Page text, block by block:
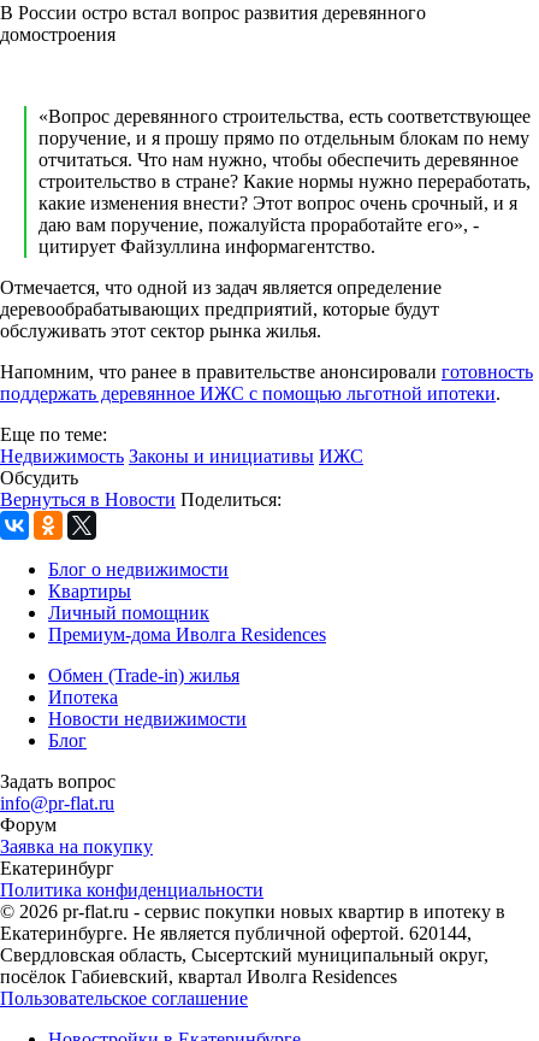
В России остро встал вопрос развития деревянного
домостроения
«Вопрос деревянного строительства, есть соответствующее
поручение, и я прошу прямо по отдельным блокам по нему
отчитаться. Что нам нужно, чтобы обеспечить деревянное
строительство в стране? Какие нормы нужно переработать,
какие изменения внести? Этот вопрос очень срочный, и я
даю вам поручение, пожалуйста проработайте его», -
цитирует Файзуллина информагентство.
Отмечается, что одной из задач является определение
деревообрабатывающих предприятий, которые будут
обслуживать этот сектор рынка жилья.
Напомним, что ранее в правительстве анонсировали готовность
поддержать деревянное ИЖС с помощью льготной ипотеки.
Еще по теме:
Недвижимость Законы и инициативы ИЖС
Обсудить
Вернуться в Новости Поделиться:
Блог о недвижимости
Квартиры
Личный помощник
Премиум-дома Иволга Residences
Обмен (Trade-in) жилья
Ипотека
Новости недвижимости
Блог
Задать вопрос
info@pr-flat.ru
Форум
Заявка на покупку
Екатеринбург
Политика конфиденциальности
© 2026 pr-flat.ru - сервис покупки новых квартир в ипотеку в
Екатеринбурге. Не является публичной офертой. 620144,
Свердловская область, Сысертский муниципальный округ,
посёлок Габиевский, квартал Иволга Residences
Пользовательское соглашение